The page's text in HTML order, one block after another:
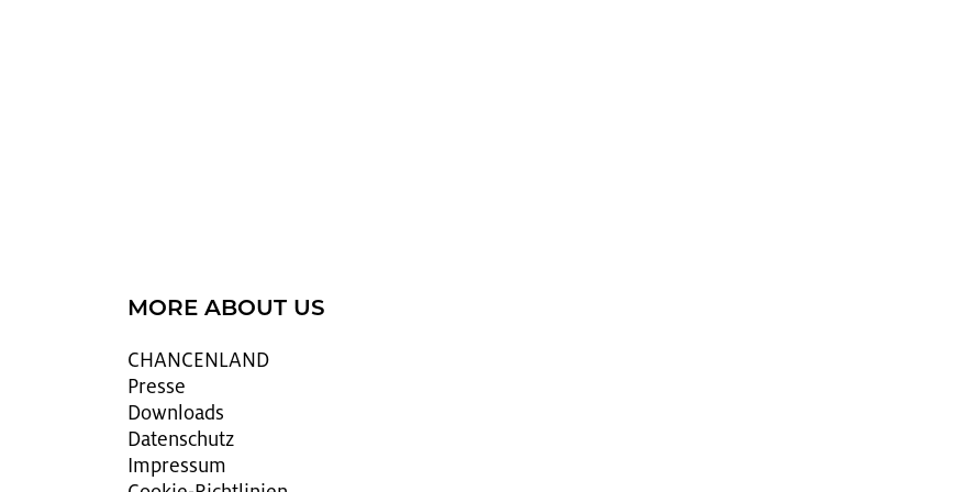
MORE ABOUT US
CHAN­CEN­LAND
Pres­se
Down­loads
Da­ten­schutz
Im­pres­sum